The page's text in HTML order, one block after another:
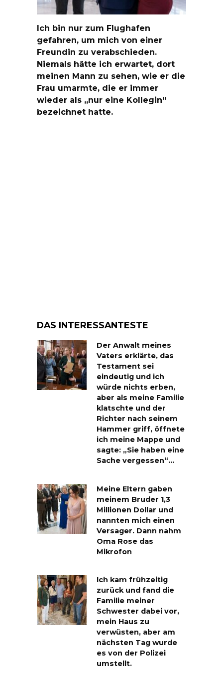
Ich bin nur zum Flughafen
gefahren, um mich von einer
Freundin zu verabschieden.
Niemals hätte ich erwartet, dort
meinen Mann zu sehen, wie er die
Frau umarmte, die er immer
wieder als „nur eine Kollegin“
bezeichnet hatte.
DAS INTERESSANTESTE
Der Anwalt meines
Vaters erklärte, das
Testament sei
eindeutig und ich
würde nichts erben,
aber als meine Familie
klatschte und der
Richter nach seinem
Hammer griff, öffnete
ich meine Mappe und
sagte: „Sie haben eine
Sache vergessen“…
Meine Eltern gaben
meinem Bruder 1,3
Millionen Dollar und
nannten mich einen
Versager. Dann nahm
Oma Rose das
Mikrofon
Ich kam frühzeitig
zurück und fand die
Familie meiner
Schwester dabei vor,
mein Haus zu
verwüsten, aber am
nächsten Tag wurde
es von der Polizei
umstellt.